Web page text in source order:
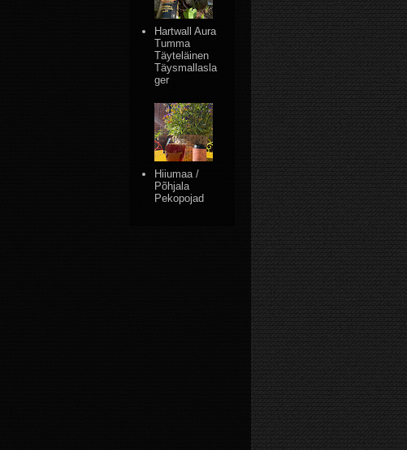
Hartwall Aura
Tumma
Täyteläinen
Täysmallasla
ger
Hiiumaa /
Põhjala
Pekopojad